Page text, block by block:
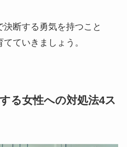
断する勇気を持つこと
ていきましょう。
る女性への対処法4ス